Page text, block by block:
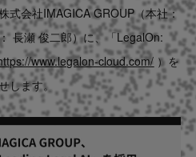
式会社IMAGICA GROUP（本社：
長瀬 俊二郎）に、「LegalOn:
www.legalon-cloud.com/ ）を
します。